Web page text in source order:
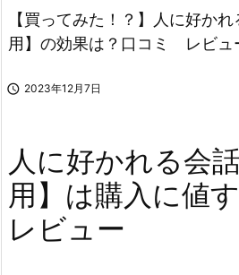
【買ってみた！？】人に好か
用】の効果は？口コミ レビ
 2023年12月7日
人に好かれる会
用】は購入に値
レビュー